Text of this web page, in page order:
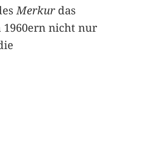
Merkur das
nicht nur